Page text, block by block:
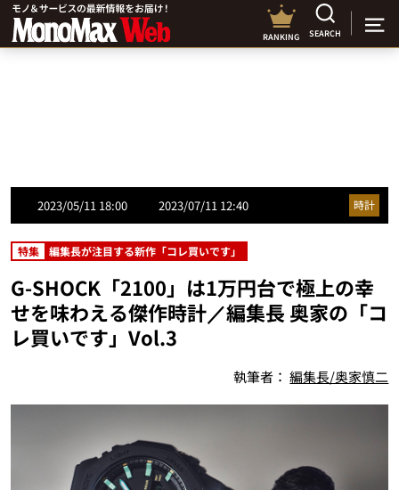
RANKING SEARCH
2023/05/11 18:00 2023/07/11 12:40 時計
特集 編集長が注目する新作「コレ買いです」
G-SHOCK「2100」は1万円台で極上の幸
せを味わえる傑作時計／編集長 奥家の「コ
レ買いです」Vol.3
執筆者：編集長/奥家慎二